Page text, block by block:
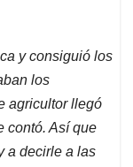
y consiguió los
los
agricultor llegó
contó. Así que
a decirle a las